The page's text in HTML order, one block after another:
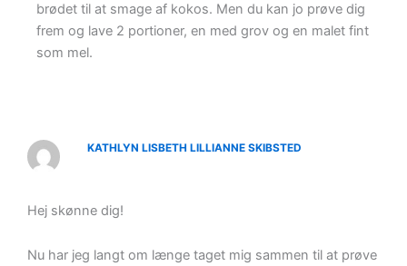
brødet til at smage af kokos. Men du kan jo prøve dig
frem og lave 2 portioner, en med grov og en malet fint
som mel.
KATHLYN LISBETH LILLIANNE SKIBSTED
Hej skønne dig!
Nu har jeg langt om længe taget mig sammen til at prøve